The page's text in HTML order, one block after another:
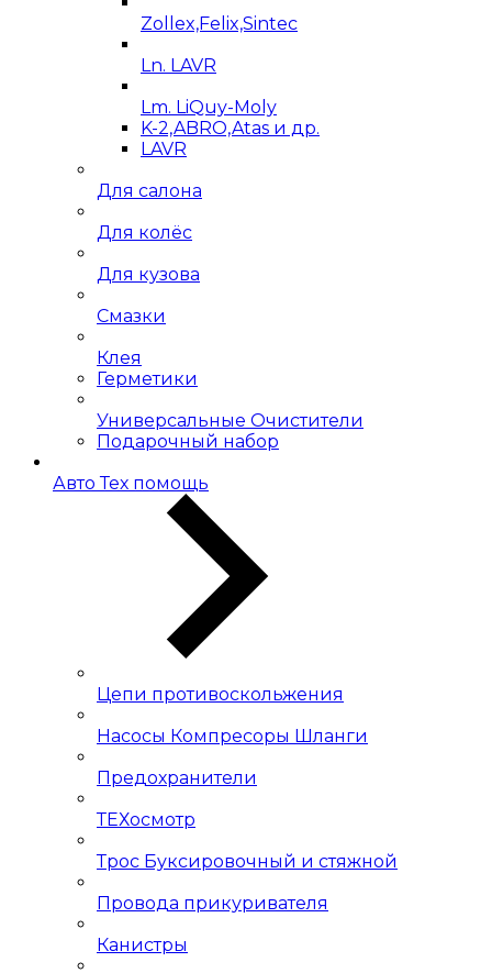
Zollex,Felix,Sintec
Ln. LAVR
Lm. LiQuy-Moly
K-2,ABRO,Atas и др.
LAVR
Для салона
Для колёс
Для кузова
Смазки
Клея
Герметики
Универсальные Очистители
Подарочный набор
Авто Тех помощь
Цепи противоскольжения
Насосы Компресоры Шланги
Предохранители
ТЕХосмотр
Трос Буксировочный и стяжной
Провода прикуривателя
Канистры